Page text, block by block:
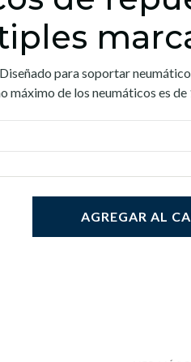
para soportar
máximo de los neumáticos es de
AGREGAR AL